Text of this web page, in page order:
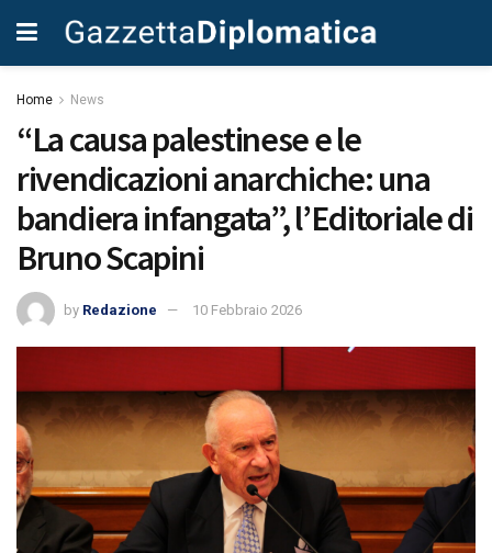
Home News
“La causa palestinese e le
rivendicazioni anarchiche: una
bandiera infangata”, l’Editoriale di
Bruno Scapini
by Redazione 10 Febbraio 2026